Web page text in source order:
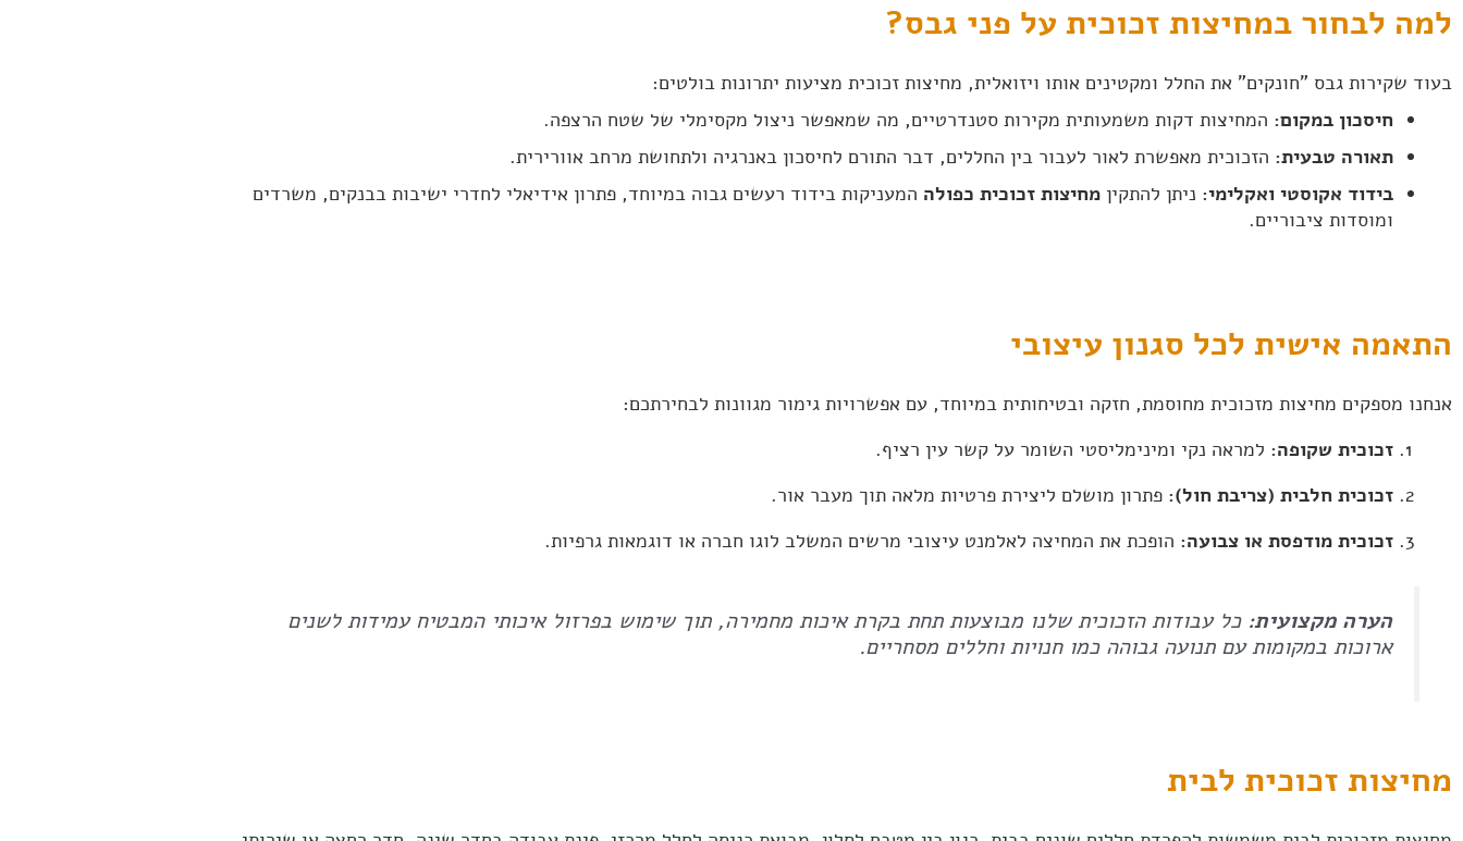
למה לבחור במחיצות זכוכית על פני גבס?
בעוד שקירות גבס "חונקים" את החלל ומקטינים אותו ויזואלית, מחיצות זכוכית מציעות יתרונות בולטים:
חיסכון במקום: המחיצות דקות משמעותית מקירות סטנדרטיים, מה שמאפשר ניצול מקסימלי של שטח הרצפה.
תאורה טבעית: הזכוכית מאפשרת לאור לעבור בין החללים, דבר התורם לחיסכון באנרגיה ולתחושת מרחב אוורירית.
בידוד אקוסטי ואקלימי: ניתן להתקין מחיצות זכוכית כפולה המעניקות בידוד רעשים גבוה במיוחד, פתרון אידיאלי לחדרי ישיבות בבנקים, משרדים
ומוסדות ציבוריים.
התאמה אישית לכל סגנון עיצובי
אנחנו מספקים מחיצות מזכוכית מחוסמת, חזקה ובטיחותית במיוחד, עם אפשרויות גימור מגוונות לבחירתכם:
זכוכית שקופה: למראה נקי ומינימליסטי השומר על קשר עין רציף.
זכוכית חלבית (צריבת חול): פתרון מושלם ליצירת פרטיות מלאה תוך מעבר אור.
זכוכית מודפסת או צבועה: הופכת את המחיצה לאלמנט עיצובי מרשים המשלב לוגו חברה או דוגמאות גרפיות.
הערה מקצועית: כל עבודות הזכוכית שלנו מבוצעות תחת בקרת איכות מחמירה, תוך שימוש בפרזול איכותי המבטיח עמידות לשנים
ארוכות במקומות עם תנועה גבוהה כמו חנויות וחללים מסחריים.
מחיצות זכוכית לבית